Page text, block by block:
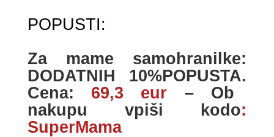
POPUSTI:
Za mame samohranilke:
DODATNIH 10%POPUSTA.
Cena: 69,3 eur – Ob
nakupu vpiši kodo:
SuperMama